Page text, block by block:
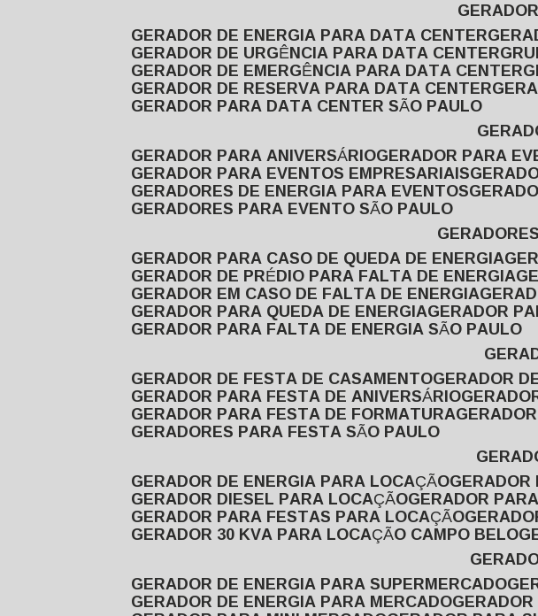
GERADOR DE ENERGIA PARA DATA CENTER
GERADOR DE URGÊNCIA PARA DATA CENTER
GERADOR DE EMERGÊNCIA PARA DATA CENTER
GERADOR DE RESERVA PARA DATA CENTER
GERADOR PARA DATA CENTER SÃO PAULO
GERADOR PARA ANIVERSÁRIO GERADOR PARA
GERADOR PARA EVENTOS EMPRESARIAIS
GERADORES DE ENERGIA PARA EVENTOS
GERADORES PARA EVENTO SÃO PAULO
GERADOR PARA CASO DE QUEDA DE ENERGIA
GERADOR DE PRÉDIO PARA FALTA DE ENERGIA
GERADOR EM CASO DE FALTA DE ENERGIA
GERADOR PARA QUEDA DE ENERGIA GERADOR
GERADOR PARA FALTA DE ENERGIA SÃO PAULO
GERADOR DE FESTA DE CASAMENTO GERADOR
GERADOR PARA FESTA DE ANIVERSÁRIO
GERADOR PARA FESTA DE FORMATURA
GERADORES PARA FESTA SÃO PAULO
GERADOR DE ENERGIA PARA LOCAÇÃO
GERADOR DIESEL PARA LOCAÇÃO GERADOR
GERADOR PARA FESTAS PARA LOCAÇÃO
GERADOR 30 KVA PARA LOCAÇÃO CAMPO BELO
GERADOR DE ENERGIA PARA SUPERMERCADO
GERADOR DE ENERGIA PARA MERCADO